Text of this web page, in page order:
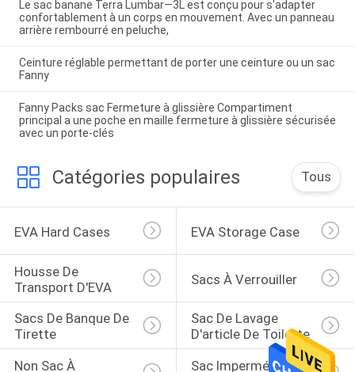
TASSEIL de TASSEIL de TASSEIL
de TASSEIL de TASSEIL de
TASSEIL de TASSEIL de TASSEIL
Le sac banane Terra Lumbar—3L est conçu pour s'adapter
confortablement à un corps en mouvement. Avec un panneau
arrière rembourré en peluche,
Ceinture réglable permettant de porter une ceinture ou un sac
Fanny
Fanny Packs sac Fermeture à glissière Compartiment
principal a une poche en maille fermeture à glissière sécurisée
avec un porte-clés
Catégories populaires Tous
EVA Hard Cases EVA Storage Case
Housse De
Transport D'EVA
Sacs À Verrouiller
Sacs De Banque De
Tirette
Sac De Lavage
D'article De Toilette
Non Sac À
Sac Imperméable De